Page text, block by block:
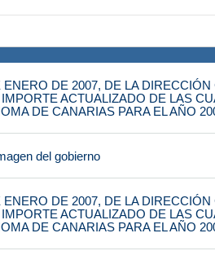
DE 2007, DE LA
ACTUALIZADO DE LAS
DE CANARIAS PARA EL AÑO
del gobierno
DE 2007, DE LA
ACTUALIZADO DE LAS
DE CANARIAS PARA EL AÑO